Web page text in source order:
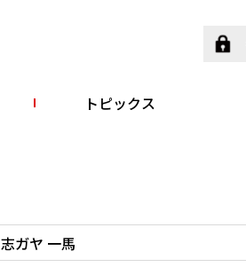
トピックス
志ガヤ 一馬